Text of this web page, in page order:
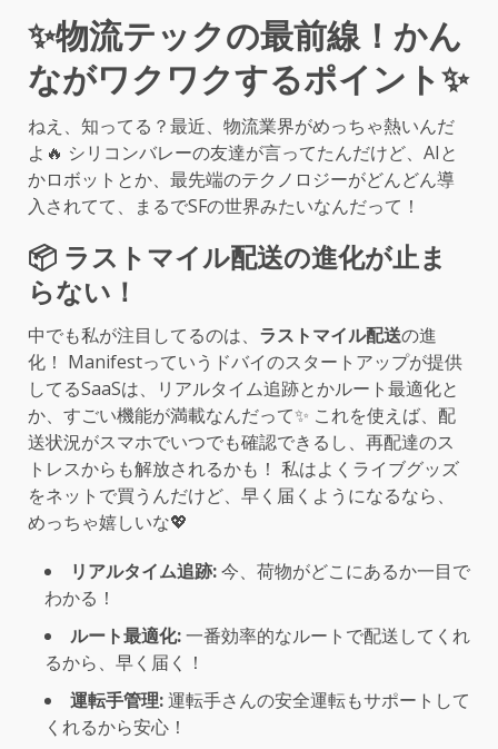
✨物流テックの最前線！かん
ながワクワクするポイント✨
ねえ、知ってる？最近、物流業界がめっちゃ熱いんだ
よ🔥 シリコンバレーの友達が言ってたんだけど、AIと
かロボットとか、最先端のテクノロジーがどんどん導
入されてて、まるでSFの世界みたいなんだって！
📦 ラストマイル配送の進化が止ま
らない！
中でも私が注目してるのは、 ラストマイル配送の進
化！ Manifestっていうドバイのスタートアップが提供
してるSaaSは、リアルタイム追跡とかルート最適化と
か、すごい機能が満載なんだって✨ これを使えば、配
送状況がスマホでいつでも確認できるし、再配達のス
トレスからも解放されるかも！ 私はよくライブグッズ
をネットで買うんだけど、早く届くようになるなら、
めっちゃ嬉しいな💖
リアルタイム追跡:今、荷物がどこにあるか一目で
わかる！
ルート最適化:一番効率的なルートで配送してくれ
るから、早く届く！
運転手管理:運転手さんの安全運転もサポートして
くれるから安心！